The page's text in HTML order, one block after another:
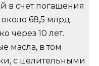
в счет погашения
68,5 млрд
через 10 лет.
масла, в том
с целительными